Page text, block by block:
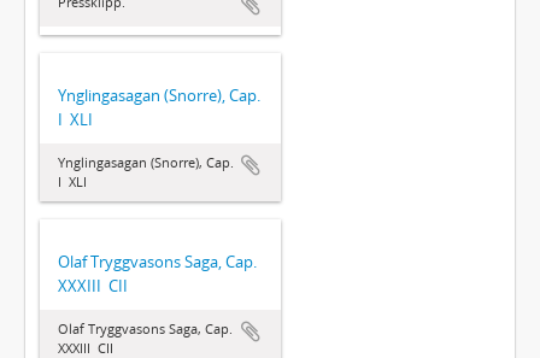
Ynglingasagan (Snorre), Cap.
I  XLI
Ynglingasagan (Snorre), Cap.
I  XLI
Olaf Tryggvasons Saga, Cap.
XXXIII  CII
Olaf Tryggvasons Saga, Cap.
XXXIII  CII